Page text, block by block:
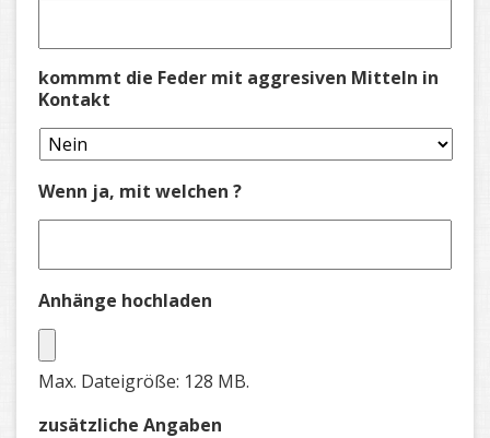
kommmt die Feder mit aggresiven Mitteln in
Kontakt
Wenn ja, mit welchen ?
Anhänge hochladen
Max. Dateigröße: 128 MB.
zusätzliche Angaben